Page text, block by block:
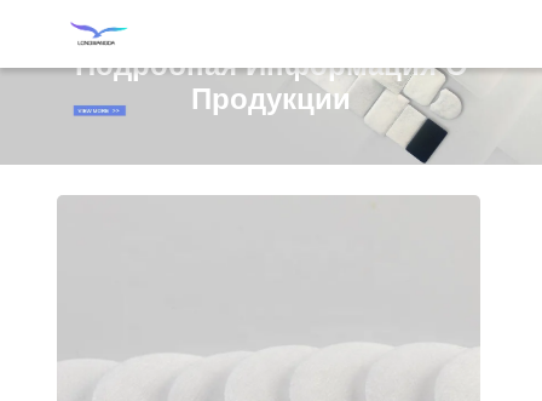
Подробная Информация О
Продукции